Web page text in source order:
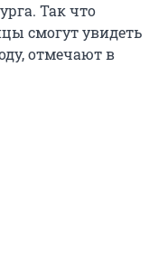
Так что
смогут увидеть
отмечают в